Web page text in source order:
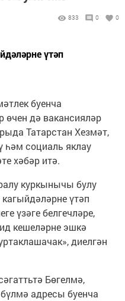
833 0 0
үтәп
буенча
өчен дә вакансияләр
Татарстан Хезмәт,
һәм социаль яклау
хәбәр итә.
куркынычы булу
үтәп
үзәге белгечләре,
кешеләрне эшкә
диелгән
Бөгелмә,
адресы буенча